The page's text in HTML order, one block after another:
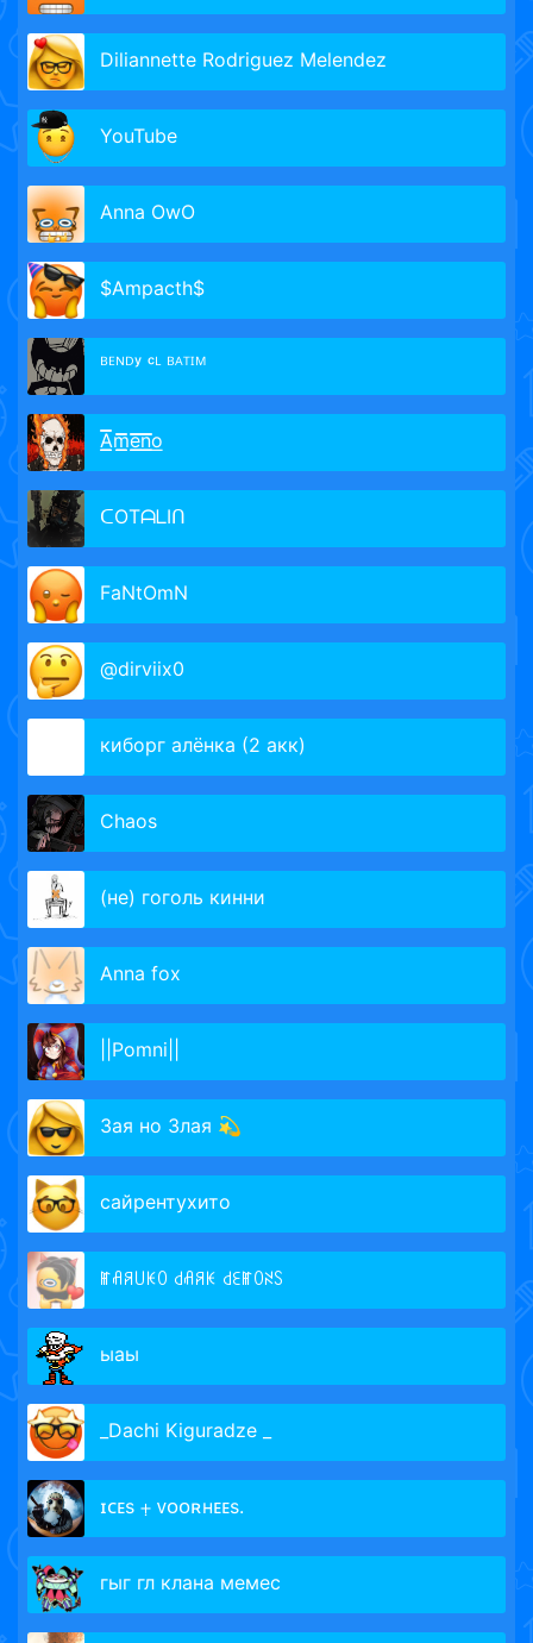
Diliannette Rodriguez Melendez
YouTube
Anna OwO
$Ampacth$
ᴮᴱᴺᴰʸ ᶜᴸ ᴮᴬᵀᴵᴹ
A͟͟͟͞͞͞m͟͟͟͞͞͞e͟͟͟͞͞͞n͟͟͟͞͞͞o͟
ᑕOTᗩᒪIᑎ
FaNtOmN
@dirviix0
киборг алёнка (2 акк)
Chaosㅤ
(не) гоголь кинни
Anna fox
||Pomni||
Зая но Злая 💫
сайрентухито
ꂵꋬꋪ꒤ꀘꄲ ꒯ꋬꋪꀘ ꒯ꏂꂵꄲꋊꇙ
ыаы
_Dachi Kiguradze _
ɪᴄᴇs ⨥ ᴠᴏᴏʀʜᴇᴇs.
гыг гл клана мемес